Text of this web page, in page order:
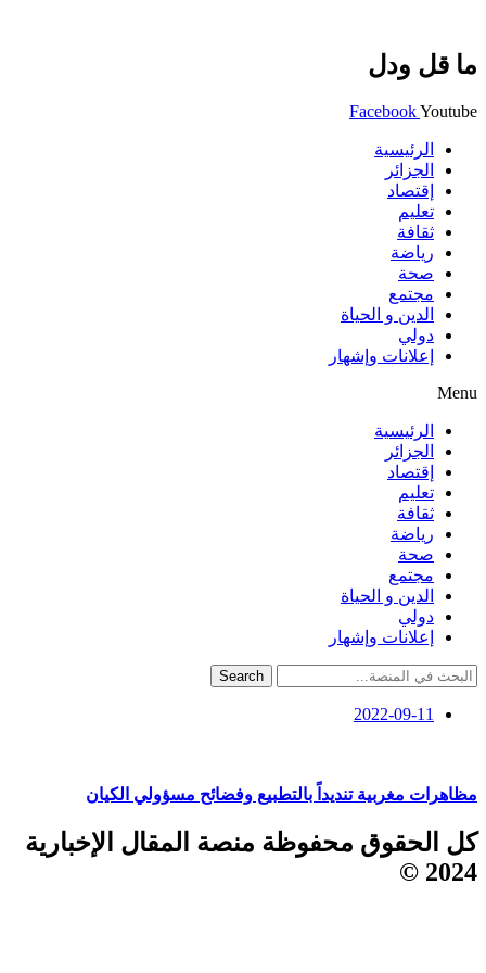
ما قل ودل
FacebookYoutube
الرئيسية
الجزائر
إقتصاد
تعليم
ثقافة
رياضة
صحة
مجتمع
الدين و الحياة
دولي
إعلانات وإشهار
Menu
الرئيسية
الجزائر
إقتصاد
تعليم
ثقافة
رياضة
صحة
مجتمع
الدين و الحياة
دولي
إعلانات وإشهار
Search
2022-09-11
مظاهرات مغربية تنديداً بالتطبيع وفضائح مسؤولي الكيان
كل الحقوق محفوظة منصة المقال الإخبارية
2024 ©